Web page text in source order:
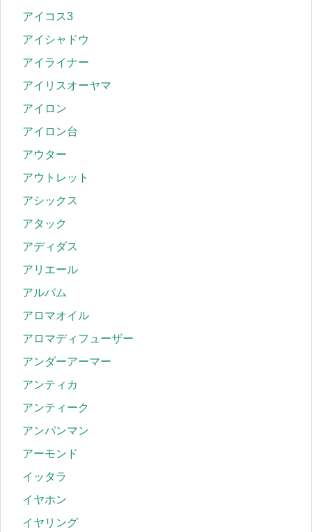
アイコス3
アイシャドウ
アイライナー
アイリスオーヤマ
アイロン
アイロン台
アウター
アウトレット
アシックス
アタック
アディダス
アリエール
アルバム
アロマオイル
アロマディフューザー
アンダーアーマー
アンティカ
アンティーク
アンパンマン
アーモンド
イッタラ
イヤホン
イヤリング